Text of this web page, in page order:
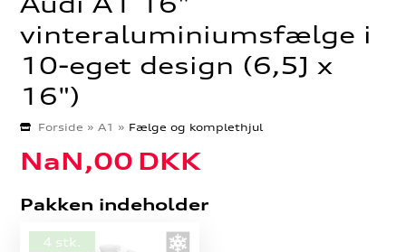
vinteraluminiumsfælge i
10-eget design (6,5J x
16")
Forside »A1 » Fælge og komplethjul
NaN,00 DKK
Pakken indeholder
4 stk.